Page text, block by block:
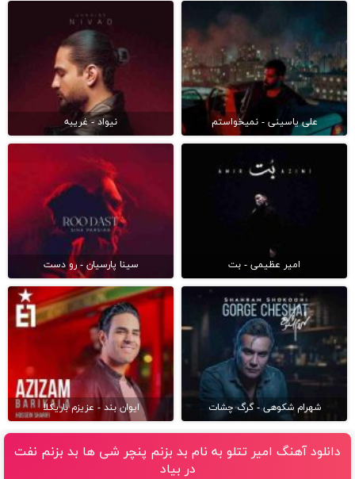
علی یاسینی - نمیخواستم نیواد - غریبه
امیر عظیمی - بت سینا پارسیان - رو دست
شهرام شکوهی - گرگ چشات ایوان بند - عزیزم باریکلا
دانلود آهنگ امیر تتلو به نام بد بزنم پنچر شی ها بد بزنم نفت
در بیاد